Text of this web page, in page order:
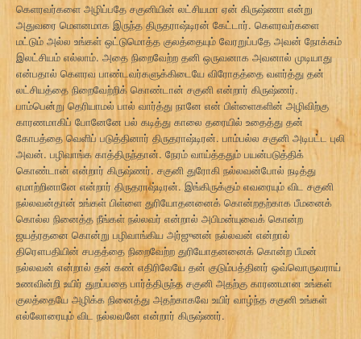
கெளரவர்களை அழிப்பதே சகுனியின் லட்சியமா ஏன் கிருஷ்ணா என்று
அதுவரை மெளனமாக இருந்த திருதராஷ்டிரன் கேட்டார். கெளரவர்களை
மட்டும் அல்ல உங்கள் ஒட்டுமொத்த குலத்தையும் வேரறுப்பதே அவன் நோக்கம்
இலட்சியம் எல்லாம். அதை நிறைவேற்ற தனி ஒருவனாக அவனால் முடியாது
என்பதால் கெளரவ பாண்டவர்களுக்கிடையே விரோதத்தை வளர்த்து தன்
லட்சியத்தை நிறைவேற்றிக் கொண்டான் சகுனி என்றார் கிருஷ்ணர்.
பாம்பென்று தெரியாமல் பால் வார்த்து நானே என் பிள்ளைகளின் அழிவிற்கு
காரணமாகிப் போனேனே பல் கடித்து காலை தரையில் உதைத்து தன்
கோபத்தை வெளிப் படுத்தினார் திருதராஷ்டிரன். பாம்பல்ல சகுனி அடிபட்ட புலி
அவன். பழிவாங்க காத்திருந்தான். நேரம் வாய்த்ததும் பயன்படுத்திக்
கொண்டான் என்றார் கிருஷ்ணர். சகுனி துரோகி நல்லவன்போல் நடித்து
ஏமாற்றினானே என்றார் திருதராஷ்டிரன். இங்கிருக்கும் எவரையும் விட சகுனி
நல்லவன்தான் உங்கள் பிள்ளை துரியோதனனைக் கொன்றதற்காக பீமனைக்
கொல்ல நினைத்த நீங்கள் நல்லவர் என்றால் அபிமன்யுவைக் கொன்ற
ஜயத்ரதனை கொன்று பழிவாங்கிய அர்ஜுனன் நல்லவன் என்றால்
திரௌபதியின் சபதத்தை நிறைவேற்ற துரியோதனனைக் கொன்ற பீமன்
நல்லவன் என்றால் தன் கண் எதிரிலேயே தன் குடும்பத்தினர் ஒவ்வொருவராய்
உணவின்றி உயிர் துறப்பதை பார்த்திருந்த சகுனி அதற்கு காரணமான உங்கள்
குலத்தையே அழிக்க நினைத்து அதற்காகவே உயிர் வாழ்ந்த சகுனி உங்கள்
எல்லோரையும் விட நல்லவனே என்றார் கிருஷ்ணர்.